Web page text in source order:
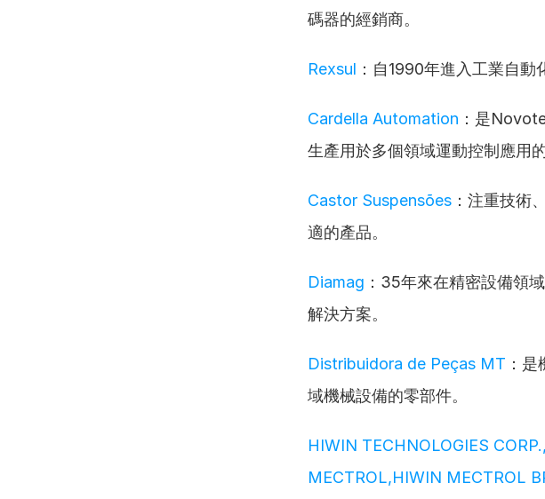
碼器的經銷商。
Rexsul ：自1990年進入工業自動
Cardella Automation ：是
生產用於多個領域運動控制應用
Castor Suspensões ：注重技術
適的產品。
Diamag ：35年來在精密設備領
解決方案。
Distribuidora de Peças MT ：
域機械設備的零部件。
HIWIN TECHNOLOGIES
MECTROL,HIWIN MECTROL